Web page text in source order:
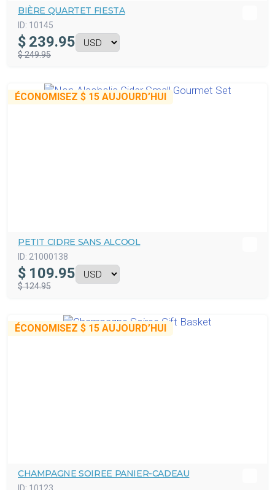
BIÈRE QUARTET FIESTA
ID: 10145
$ 239.95
$ 249.95
ÉCONOMISEZ $ 15 AUJOURD’HUI
PETIT CIDRE SANS ALCOOL
ID: 21000138
$ 109.95
$ 124.95
ÉCONOMISEZ $ 15 AUJOURD’HUI
CHAMPAGNE SOIREE PANIER-CADEAU